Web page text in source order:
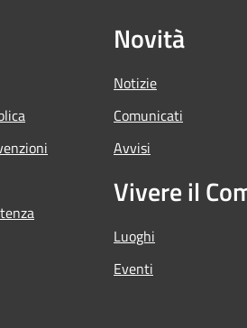
Novità
Notizie
Comunicati
Avvisi
Vivere il
Luoghi
Eventi